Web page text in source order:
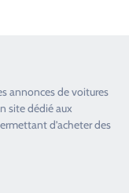
annonces devoitures
site dédié aux
d’acheter des